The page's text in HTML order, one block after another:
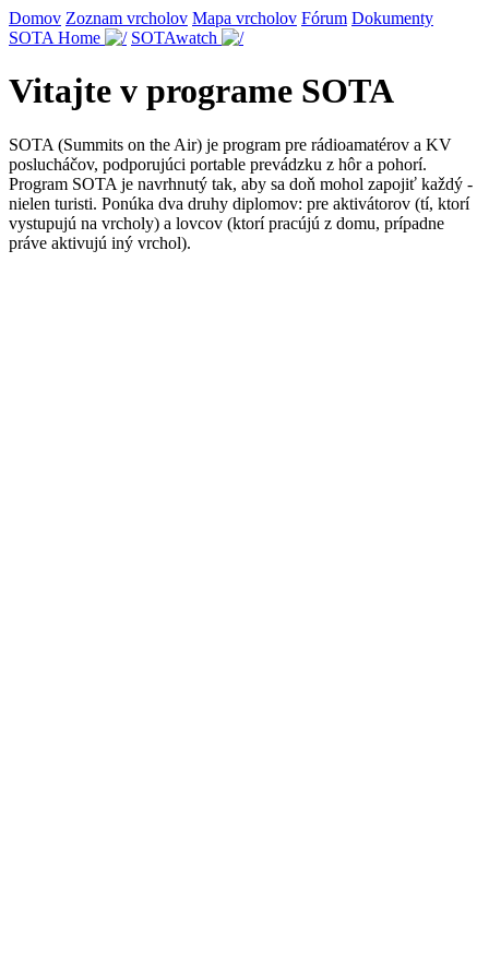
Domov Zoznam vrcholov Mapa vrcholov Fórum Dokumenty
SOTA Home
SOTAwatch
Vitajte v programe SOTA
SOTA (Summits on the Air) je program pre rádioamatérov a KV
poslucháčov, podporujúci portable prevádzku z hôr a pohorí.
Program SOTA je navrhnutý tak, aby sa doň mohol zapojiť každý -
nielen turisti. Ponúka dva druhy diplomov: pre aktivátorov (tí, ktorí
vystupujú na vrcholy) a lovcov (ktorí pracújú z domu, prípadne
práve aktivujú iný vrchol).